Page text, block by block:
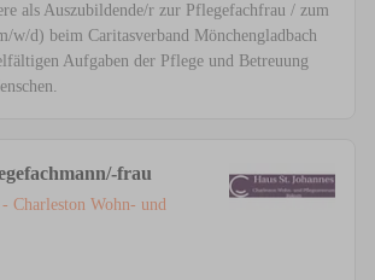
als Auszubildende/r zur Pflegefachfrau / zum
w/d) beim Caritasverband Mönchengladbach
Aufgaben der Pflege und Betreuung
frau
- Charleston Wohn- und